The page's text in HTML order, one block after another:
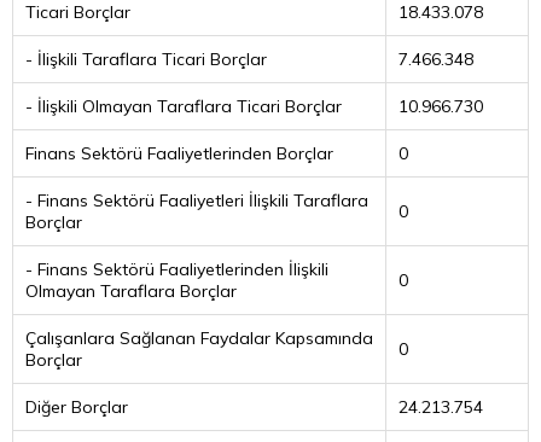
Ticari Borçlar 18.433.078
- İlişkili Taraflara Ticari Borçlar 7.466.348
- İlişkili Olmayan Taraflara Ticari Borçlar 10.966.730
Finans Sektörü Faaliyetlerinden Borçlar 0
- Finans Sektörü Faaliyetleri İlişkili Taraflara
Borçlar
0
- Finans Sektörü Faaliyetlerinden İlişkili
Olmayan Taraflara Borçlar
0
Çalışanlara Sağlanan Faydalar Kapsamında
Borçlar
0
Diğer Borçlar 24.213.754